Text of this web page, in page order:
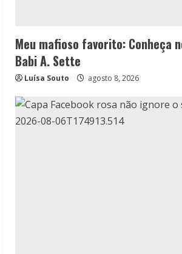
Meu mafioso favorito: Conheça
Babi A. Sette
Luísa Souto agosto 8, 2026